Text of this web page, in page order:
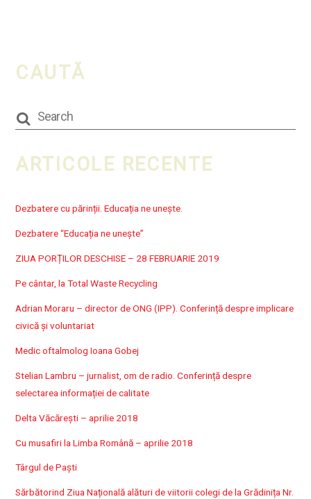
CAUTĂ
ARTICOLE RECENTE
Dezbatere cu părinții. Educația ne unește.
Dezbatere “Educația ne unește”
ZIUA PORȚILOR DESCHISE – 28 FEBRUARIE 2019
Pe cântar, la Total Waste Recycling
Adrian Moraru – director de ONG (IPP). Conferință despre implicare
civică și voluntariat
Medic oftalmolog Ioana Gobej
Stelian Lambru – jurnalist, om de radio. Conferință despre
selectarea informației de calitate
Delta Văcărești – aprilie 2018
Cu musafiri la Limba Română – aprilie 2018
Târgul de Paști
Sărbătorind Ziua Națională alături de viitorii colegi de la Grădinița Nr.